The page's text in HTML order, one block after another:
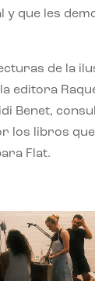
y que les
de la
editora
Benet,
los libros que
Flat.